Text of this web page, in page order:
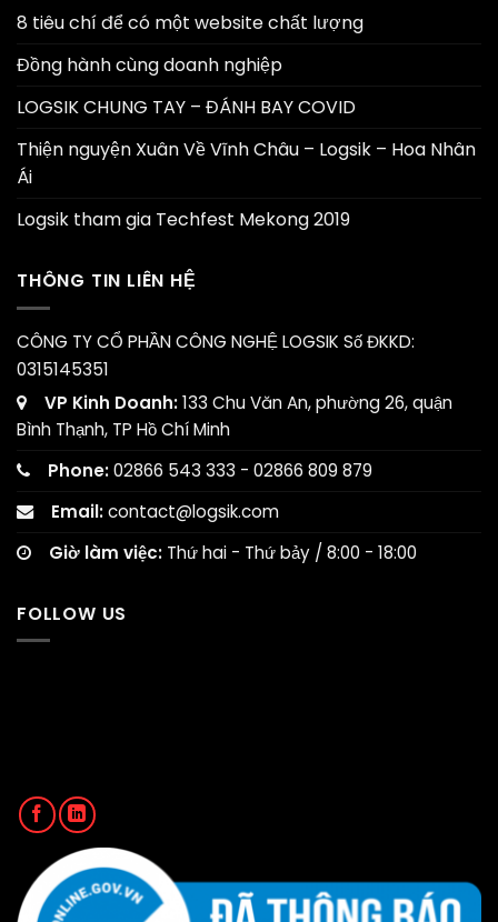
8 tiêu chí để có một website chất lượng
Đồng hành cùng doanh nghiệp
LOGSIK CHUNG TAY – ĐÁNH BAY COVID
Thiện nguyện Xuân Về Vĩnh Châu – Logsik – Hoa Nhân
Ái
Logsik tham gia Techfest Mekong 2019
THÔNG TIN LIÊN HỆ
CÔNG TY CỔ PHẦN CÔNG NGHỆ LOGSIK Số ĐKKD:
0315145351
VP Kinh Doanh:133 Chu Văn An, phường 26, quận
Bình Thạnh, TP Hồ Chí Minh
Phone:02866 543 333 - 02866 809 879
Email:contact@logsik.com
Giờ làm việc: Thứ hai - Thứ bảy / 8:00 - 18:00
FOLLOW US